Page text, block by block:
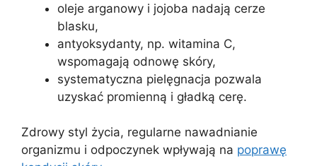
oleje arganowy i jojoba nadają cerze
blasku,
antyoksydanty, np. witamina C,
wspomagają odnowę skóry,
systematyczna pielęgnacja pozwala
uzyskać promienną i gładką cerę.
Zdrowy styl życia, regularne nawadnianie
organizmu i odpoczynek wpływają na poprawę